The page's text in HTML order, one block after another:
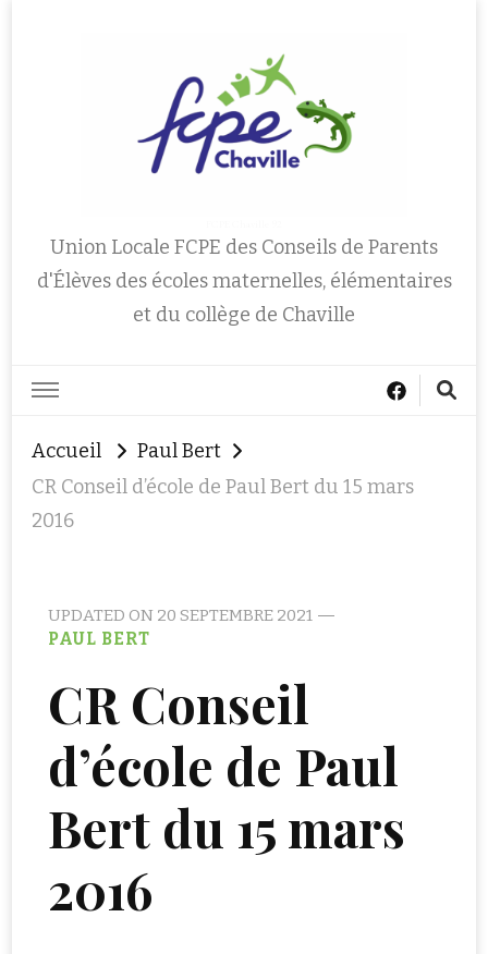
Union Locale FCPE des Conseils de Parents
d'Élèves des écoles maternelles, élémentaires
et du collège de Chaville
Accueil
Paul Bert
CR Conseil d’école de Paul Bert du 15 mars
2016
UPDATED ON 20 SEPTEMBRE 2021
PAUL BERT
CR Conseil
d’école de Paul
Bert du 15 mars
2016